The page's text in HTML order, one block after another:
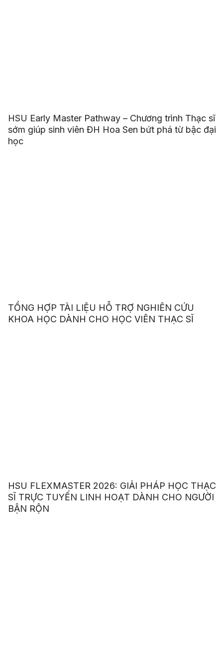
HSU Early Master Pathway – Chương trình Thạc sĩ
sớm giúp sinh viên ĐH Hoa Sen bứt phá từ bậc đại
học
TỔNG HỢP TÀI LIỆU HỖ TRỢ NGHIÊN CỨU
KHOA HỌC DÀNH CHO HỌC VIÊN THẠC SĨ
HSU FLEXMASTER 2026: GIẢI PHÁP HỌC THẠC
SĨ TRỰC TUYẾN LINH HOẠT DÀNH CHO NGƯỜI
BẬN RỘN